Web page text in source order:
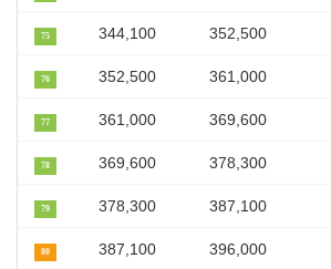
75 344,100 352,500
76 352,500 361,000
77 361,000 369,600
78 369,600 378,300
79 378,300 387,100
80 387,100 396,000